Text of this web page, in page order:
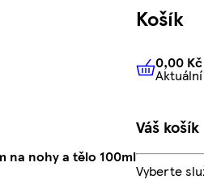
na nohy a tělo 100ml
Košík
0,00
0,00 Kč
Váš košík
Vyberte